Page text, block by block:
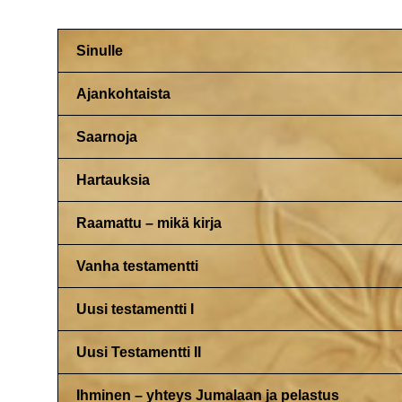
Sinulle
Ajankohtaista
Saarnoja
Hartauksia
Raamattu – mikä kirja
Vanha testamentti
Uusi testamentti I
Uusi Testamentti II
Ihminen – yhteys Jumalaan ja pelastus